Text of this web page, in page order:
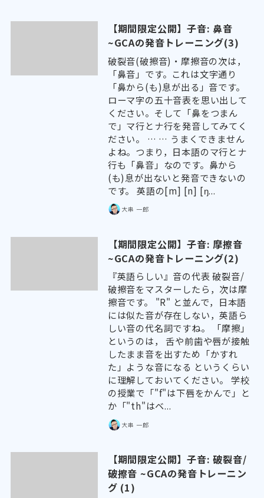
【期間限定公開】子音: 鼻音
~GCAの発音トレーニング(3)
破裂音(破擦音)・摩擦音の次は，
「鼻音」です。これは文字通り
「鼻から(も)息が出る」音です。
ローマ字の五十音表を思い出して
ください。そして「鼻をつまん
で」マ行とナ行を発音してみてく
ださい。 … … うまくできません
よね。つまり，日本語のマ行とナ
行も「鼻音」なのです。鼻から
(も)息が出ないと発音できないの
です。 英語の[m] [n] [ŋ...
大串 一郎
【期間限定公開】子音: 摩擦音
~GCAの発音トレーニング(2)
『英語らしい』音の代表 破裂音/
破擦音をマスターしたら，次は摩
擦音です。 "R" と並んで，日本語
には似た音が存在しない，英語ら
しい音の代名詞ですね。 「摩擦」
というのは， 舌や前歯や唇が接触
したまま音を出すため「かすれ
た」ような音になる というくらい
に理解しておいてください。 学校
の授業で「"f"は下唇をかんで」と
か「"th"はベ...
大串 一郎
【期間限定公開】子音: 破裂音/
破擦音 ~GCAの発音トレーニン
グ (1)